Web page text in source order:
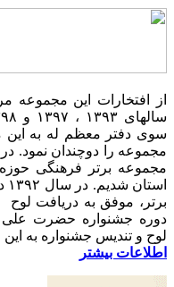
از افتخارات این مجموعه
سوی دفتر معظم له به
مجموعه برتر فرهنگی
برتر، موفق به دریافت
دوره جشنواره حضرت علی
لوح و تندیس جشنواره به
اطلاعات بیشتر